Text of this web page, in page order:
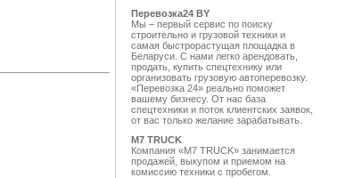
Перевозка24 BY
Мы – первый сервис по поиску
строительно и грузовой техники и
самая быстрорастущая площадка в
Беларуси. С нами легко арендовать,
продать, купить спецтехнику или
организовать грузовую автоперевозку.
«Перевозка 24» реально поможет
вашему бизнесу. От нас база
спецтехники и поток клиентских заявок,
от вас только желание зарабатывать.
M7 TRUCK
Компания «M7 TRUCK» занимается
продажей, выкупом и приемом на
комиссию техники с пробегом.